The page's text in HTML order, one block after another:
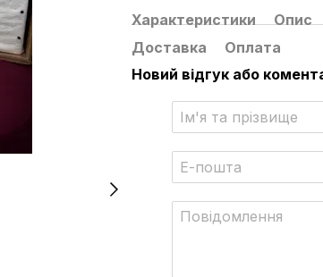
Характеристики
Опис
Доставка
Оплата
Новий відгук або